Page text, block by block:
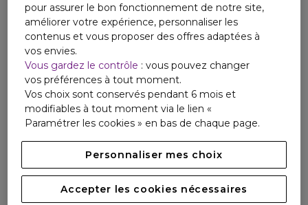
Aix-en-Provence, en France, gage d' excellence et de
qualité.
pour assurer le bon fonctionnement de notre site,
améliorer votre expérience, personnaliser les
contenus et vous proposer des offres adaptées à
vos envies.
Vous gardez le contrôle : vous pouvez changer
vos préférences à tout moment.
Vos choix sont conservés pendant 6 mois et
modifiables à tout moment via le lien «
Paramétrer les cookies » en bas de chaque page.
Personnaliser mes choix
Accepter les cookies nécessaires